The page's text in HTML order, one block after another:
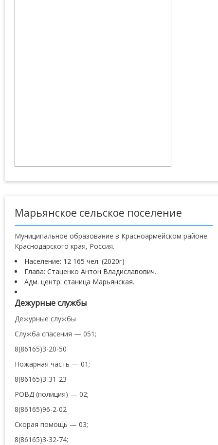
Марьянское сельское поселение
Муниципальное образование в Красноармейском районе
Краснодарского края, Россия.
Население: 12 165 чел. (2020г)
Глава: Стаценко Антон Владиславович.
Адм. центр: станица Марьянская.
Дежурные службы
Дежурные службы
Служба спасения — 051;
8(86165)3-20-50
Пожарная часть — 01;
8(86165)3-31-23
РОВД (полиция) — 02;
8(86165)96-2-02
Скорая помощь — 03;
8(86165)3-32-74;